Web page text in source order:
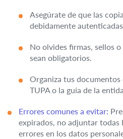
Asegúrate de que las
debidamente
No olvides firmas, sellos
sean obligatorios.
Organiza tus
TUPA o la guía de la
Errores comunes a evitar:
expirados, no adjuntar todas
errores en los datos